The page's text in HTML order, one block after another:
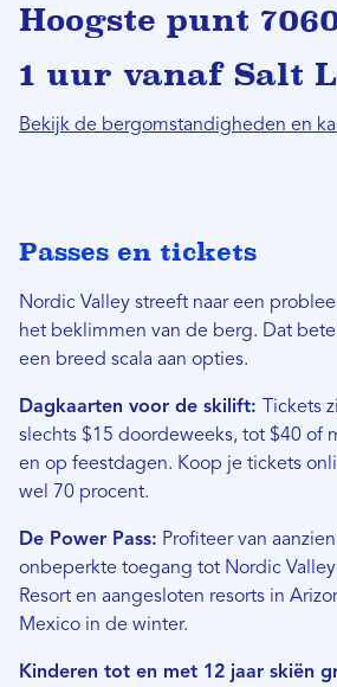
Hoogste punt
1 uur vanaf Salt
Bekijk de bergomstandigheden en
Passes en tickets
Nordic Valley streeft naar een
het beklimmen van de berg. Dat
een breed scala aan opties.
Dagkaarten voor de skilift:
Tickets
slechts $15 doordeweeks, tot $40 of
en op feestdagen. Koop je tickets
wel 70 procent.
De Power Pass: Profiteer van
onbeperkte toegang tot Nordic
Resort en aangesloten resorts in
Mexico in de winter.
Kinderen tot en met 12 jaar skiën